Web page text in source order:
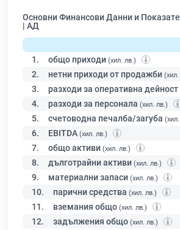
Основни Финансови Данни и
| АД
1. общо приходи (хил. лв.)
2. нетни приходи от продажби
3. разходи за оперативна дейност
4. разходи за персонала (хил. лв.)
5. счетоводна печалба/загуба
6. EBITDA (хил. лв.)
7. общо активи (хил. лв.)
8. дълготрайни активи (хил. лв.)
9. материални запаси (хил. лв.)
10. парични средства (хил. лв.)
11. вземания общо (хил. лв.)
12. задължения общо (хил. лв.)